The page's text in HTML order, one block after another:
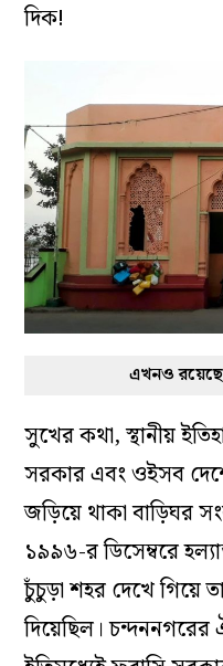
দিক!
এখনও রয়েছে
সুখের কথা, স্থানীয়
সরকার এবং ওইসব
জড়িয়ে থাকা বাড়িঘর
১৯৯৬-র ডিসেম্বরে
চুঁচুড়া শহর দেখে গিয়ে
দিয়েছিল।